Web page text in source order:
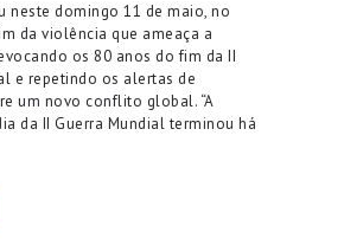
neste domingo 11 de maio, no
da violência que ameaça a
os 80 anos do fim da II
e repetindo os alertas de
um novo conflito global. “A
da II Guerra Mundial terminou há